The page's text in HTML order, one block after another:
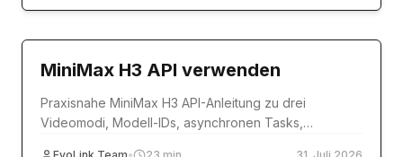
Tutorial
MiniMax H3 API verwenden
Praxisnahe MiniMax H3 API-Anleitung zu drei
Videomodi, Modell-IDs, asynchronen Tasks,